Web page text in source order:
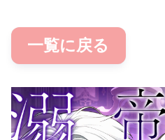
一覧に戻る